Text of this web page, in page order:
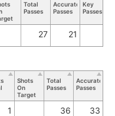
Total
Passes
Accurate
Passes
Key
Passes
27 21
Shots
On
Target
Total
Passes
Accurate
Passes
1 36 33